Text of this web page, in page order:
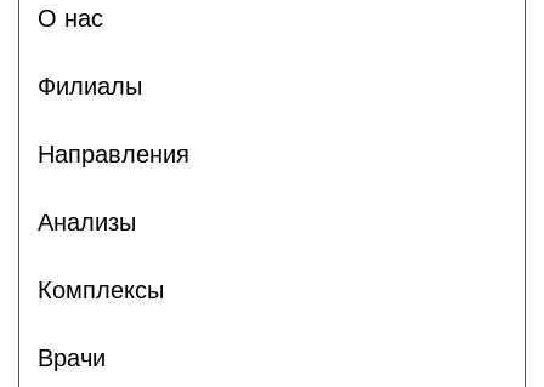
О нас
Филиалы
Направления
Анализы
Комплексы
Врачи